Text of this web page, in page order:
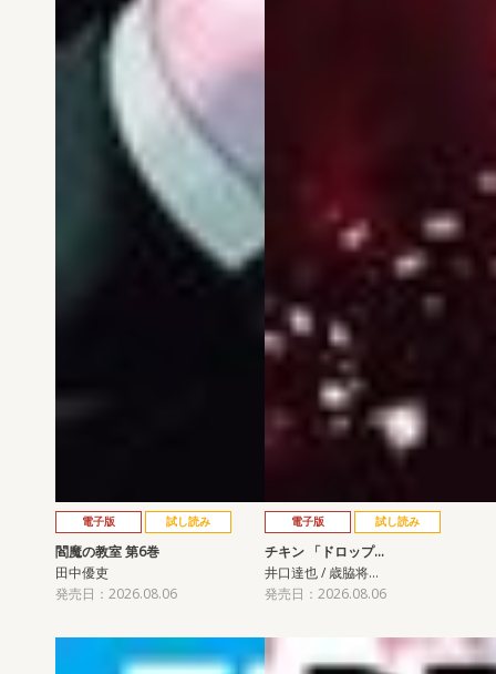
電子版 試し読み
閻魔の教室 第6巻
田中優吏
発売日：2026.08.06
電子版 試し読み
チキン 「ドロップ…
井口達也 / 歳脇将…
発売日：2026.08.06